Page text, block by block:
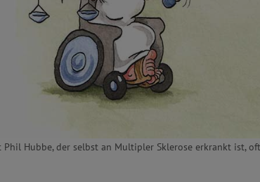
Phil Hubbe, der selbst an Multipler Sklerose erkrankt ist,